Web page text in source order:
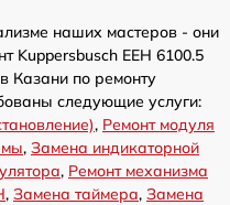
наших мастеров - они
Kuppersbusch EEH 6100.5
Казани по ремонту
следующие услуги:
, Ремонт модуля
, Замена индикаторной
, Ремонт механизма
, Замена таймера, Замена